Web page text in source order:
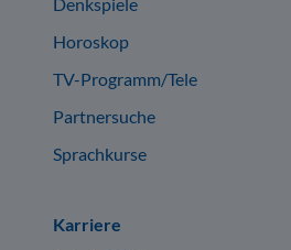
Horoskop
TV-Programm/Tele
Partnersuche
Sprachkurse
Karriere